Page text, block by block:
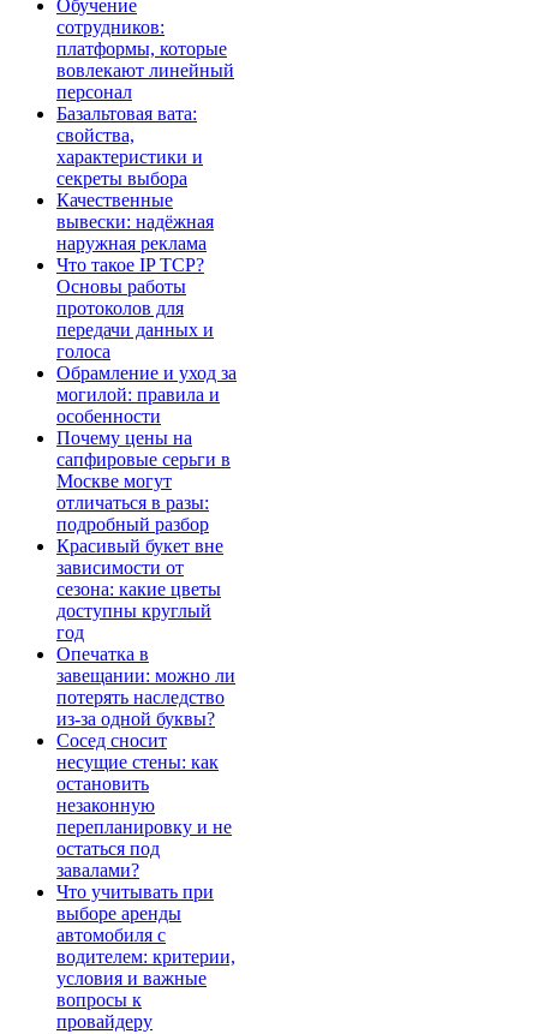
Обучение
сотрудников:
платформы, которые
вовлекают линейный
персонал
Базальтовая вата:
свойства,
характеристики и
секреты выбора
Качественные
вывески: надёжная
наружная реклама
Что такое IP TCP?
Основы работы
протоколов для
передачи данных и
голоса
Обрамление и уход за
могилой: правила и
особенности
Почему цены на
сапфировые серьги в
Москве могут
отличаться в разы:
подробный разбор
Красивый букет вне
зависимости от
сезона: какие цветы
доступны круглый
год
Опечатка в
завещании: можно ли
потерять наследство
из-за одной буквы?
Сосед сносит
несущие стены: как
остановить
незаконную
перепланировку и не
остаться под
завалами?
Что учитывать при
выборе аренды
автомобиля с
водителем: критерии,
условия и важные
вопросы к
провайдеру